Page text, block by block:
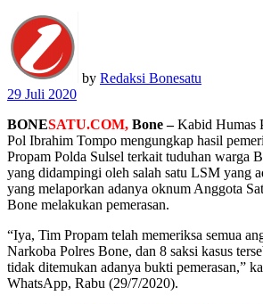
by Redaksi Bonesatu
29 Juli 2020
BONESATU.COM, Bone –Kabid Humas
Pol Ibrahim Tompo mengungkap hasil
Propam Polda Sulsel terkait tuduhan warga
yang didampingi oleh salah satu LSM yang
yang melaporkan adanya oknum Anggota
Bone melakukan pemerasan.
“Iya, Tim Propam telah memeriksa semua
Narkoba Polres Bone, dan 8 saksi kasus
tidak ditemukan adanya bukti pemerasan,”
WhatsApp, Rabu (29/7/2020).